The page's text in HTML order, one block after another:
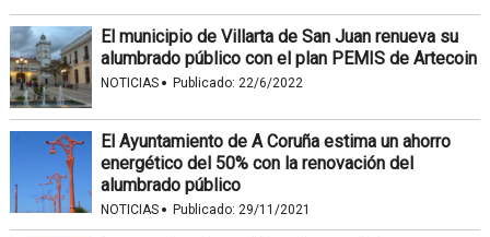
El municipio de Villarta de San Juan renueva su
alumbrado público con el plan PEMIS de Artecoin
NOTICIAS · Publicado: 22/6/2022
El Ayuntamiento de A Coruña estima un ahorro
energético del 50% con la renovación del
alumbrado público
NOTICIAS · Publicado: 29/11/2021